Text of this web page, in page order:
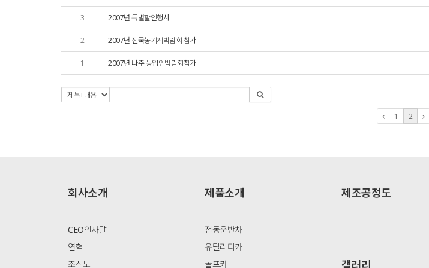
3 2007년 특별할인행사
2 2007년 전국농기계박람회 참가
1 2007년 나주 농업인박람회참가
1 2
회사소개
CEO인사말
연혁
조직도
제품소개
전동운반차
유틸리티카
골프카
제조공정도
갤러리